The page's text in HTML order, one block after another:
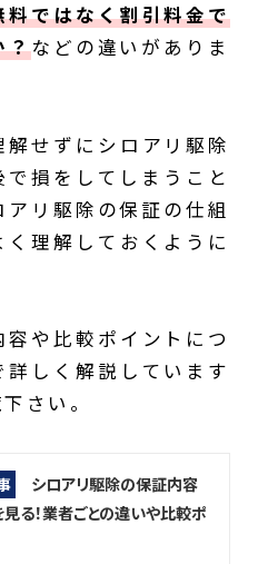
ではなく割引料金で
？などの違いがありま
せずにシロアリ駆除
損をしてしまうこと
リ駆除の保証の仕組
理解しておくように
や比較ポイントにつ
しく解説しています
さい。
シロアリ駆除の保証内容
見る！業者ごとの違いや比較ポ